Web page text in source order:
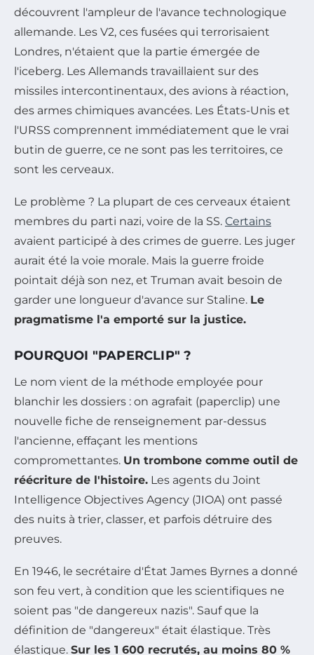
découvrent l'ampleur de l'avance technologique
allemande. Les V2, ces fusées qui terrorisaient
Londres, n'étaient que la partie émergée de
l'iceberg. Les Allemands travaillaient sur des
missiles intercontinentaux, des avions à réaction,
des armes chimiques avancées. Les États-Unis et
l'URSS comprennent immédiatement que le vrai
butin de guerre, ce ne sont pas les territoires, ce
sont les cerveaux.
Le problème ? La plupart de ces cerveaux étaient
membres du parti nazi, voire de la SS. Certains
avaient participé à des crimes de guerre. Les juger
aurait été la voie morale. Mais la guerre froide
pointait déjà son nez, et Truman avait besoin de
garder une longueur d'avance sur Staline. Le
pragmatisme l'a emporté sur la justice.
POURQUOI "PAPERCLIP" ?
Le nom vient de la méthode employée pour
blanchir les dossiers : on agrafait (paperclip) une
nouvelle fiche de renseignement par-dessus
l'ancienne, effaçant les mentions
compromettantes. Un trombone comme outil de
réécriture de l'histoire. Les agents du Joint
Intelligence Objectives Agency (JIOA) ont passé
des nuits à trier, classer, et parfois détruire des
preuves.
En 1946, le secrétaire d'État James Byrnes a donné
son feu vert, à condition que les scientifiques ne
soient pas "de dangereux nazis". Sauf que la
définition de "dangereux" était élastique. Très
élastique. Sur les 1 600 recrutés, au moins 80 %